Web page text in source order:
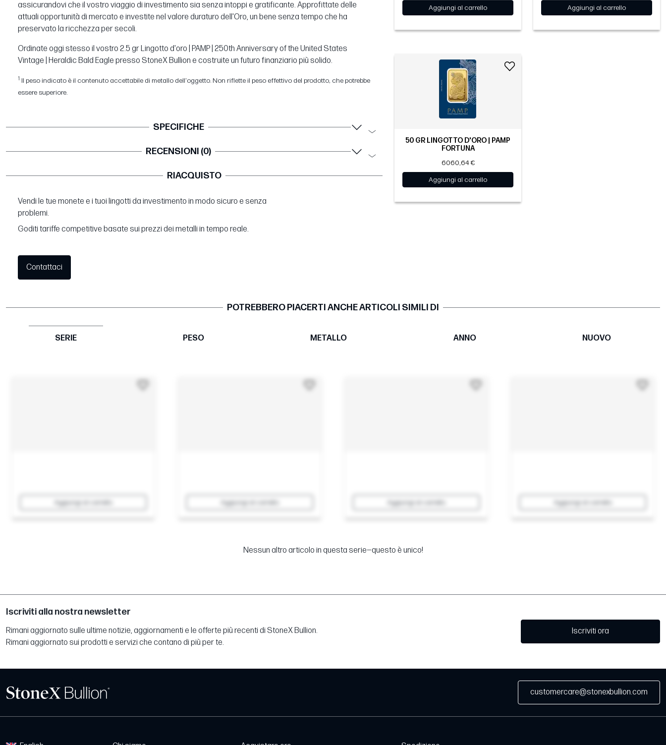
assicurandovi che il vostro viaggio di investimento sia senza intoppi e gratificante. Approfittate delle
attuali opportunità di mercato e investite nel valore duraturo dell'Oro, un bene senza tempo che ha
preservato la ricchezza per secoli.
Ordinate oggi stesso il vostro 2.5 gr Lingotto d'oro | PAMP | 250th Anniversary of the United States
Vintage | Heraldic Bald Eagle presso StoneX Bullion e costruite un futuro finanziario più solido.
1 Il peso indicato è il contenuto accettabile di metallo dell'oggetto. Non riflette il peso effettivo del prodotto, che potrebbe
essere superiore.
SPECIFICHE
RECENSIONI (0)
RIACQUISTO
Vendi le tue monete e i tuoi lingotti da investimento in modo sicuro e senza
problemi.
Goditi tariffe competitive basate sui prezzi dei metalli in tempo reale.
Contattaci
Aggiungi al carrello
Aggiungi al carrello
50 GR LINGOTTO D'ORO | PAMP
FORTUNA
6060,64 €
Aggiungi al carrello
POTREBBERO PIACERTI ANCHE ARTICOLI SIMILI DI
SERIE PESO METALLO ANNO NUOVO
Aggiungi al carrello Aggiungi al carrello Aggiungi al carrello Aggiungi al carrello
Nessun altro articolo in questa serie—questo è unico!
Iscriviti alla nostra newsletter
Rimani aggiornato sulle ultime notizie, aggiornamenti e le offerte più recenti di StoneX Bullion.
Rimani aggiornato sui prodotti e servizi che contano di più per te.
Iscriviti ora
customercare@stonexbullion.com